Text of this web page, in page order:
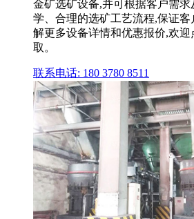
金矿选矿设备,并可根据客户需
学、合理的选矿工艺流程,保证
解更多设备详情和优惠报价,欢
取。
联系电话: 180 3780 8511